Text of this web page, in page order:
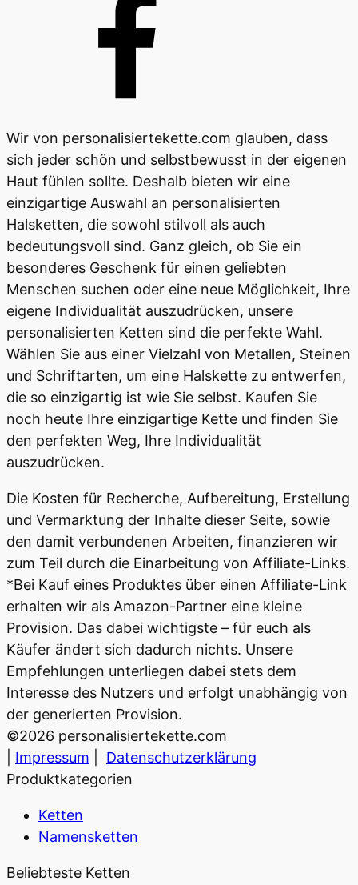
Wir von personalisiertekette.com glauben, dass
sich jeder schön und selbstbewusst in der eigenen
Haut fühlen sollte. Deshalb bieten wir eine
einzigartige Auswahl an personalisierten
Halsketten, die sowohl stilvoll als auch
bedeutungsvoll sind. Ganz gleich, ob Sie ein
besonderes Geschenk für einen geliebten
Menschen suchen oder eine neue Möglichkeit, Ihre
eigene Individualität auszudrücken, unsere
personalisierten Ketten sind die perfekte Wahl.
Wählen Sie aus einer Vielzahl von Metallen, Steinen
und Schriftarten, um eine Halskette zu entwerfen,
die so einzigartig ist wie Sie selbst. Kaufen Sie
noch heute Ihre einzigartige Kette und finden Sie
den perfekten Weg, Ihre Individualität
auszudrücken.
Die Kosten für Recherche, Aufbereitung, Erstellung
und Vermarktung der Inhalte dieser Seite, sowie
den damit verbundenen Arbeiten, finanzieren wir
zum Teil durch die Einarbeitung von Affiliate-Links.
*Bei Kauf eines Produktes über einen Affiliate-Link
erhalten wir als Amazon-Partner eine kleine
Provision. Das dabei wichtigste – für euch als
Käufer ändert sich dadurch nichts. Unsere
Empfehlungen unterliegen dabei stets dem
Interesse des Nutzers und erfolgt unabhängig von
der generierten Provision.
©2026 personalisiertekette.com
Impressum
Datenschutzerklärung
Produktkategorien
Ketten
Namensketten
Beliebteste Ketten